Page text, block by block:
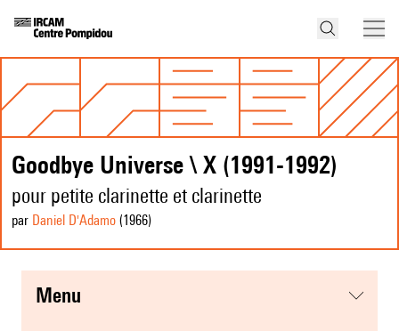
Goodbye Universe \ X (1991-1992)
pour petite clarinette et clarinette
par Daniel D'Adamo (1966)
menu